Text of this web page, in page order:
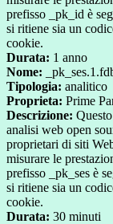
prefisso _pk_id è
si ritiene sia un
cookie.
Durata: 1 anno
Nome:
Tipologia: analitico
Proprieta: Prime
Descrizione:
analisi web open
proprietari di siti
misurare le
prefisso _pk_ses è
si ritiene sia un
cookie.
Durata: 30 minuti